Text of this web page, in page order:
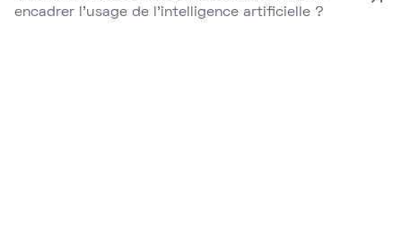
encadrer l’usage de l’intelligence artificielle ?